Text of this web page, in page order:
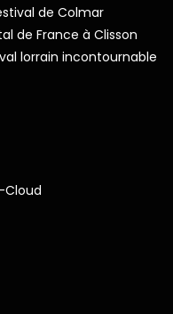
de Colmar
de France à Clisson
lorrain incontournable
Cloud